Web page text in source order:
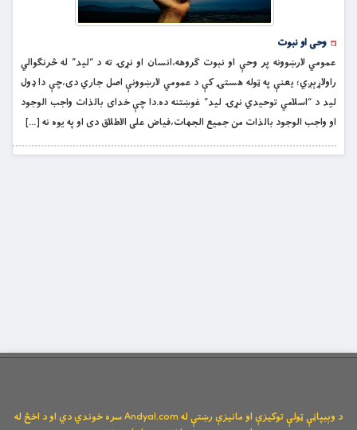
وحی او نبوت
عمومي لارښوونه پر وحې او نبوت ګروهه،انسان او نړۍ ته د “ليد” له څرنګوالي
راولاړېږي؛ يعنې په ټوله هستۍ کې د عمومي لارښوونې اصل جاري دى،چې دا ډول
ليد د “اسلامي توحيدي نړۍ ليد” غوښتنه ده.دا چې خداى بالذات واجب الوجود
او واجب الوجود بالذات من جميع الجهات،فياض على الاطلاق دى او په يوه نه […]
د وېبپاڼې ټولې توکیزې او مانیزې رښتې له Andyal.com سره خوندي دي او د اخځ له